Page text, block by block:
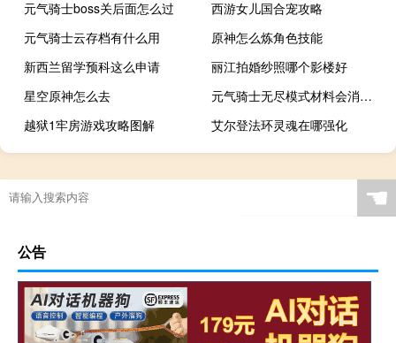
元气骑士boss关后面怎么过
西游女儿国合宠攻略
元气骑士云存档有什么用
原神怎么炼角色技能
新西兰留学预科这么申请
丽江拍婚纱照哪个影楼好
星空原神怎么去
元气骑士无尽模式材料会消失吗
越狱1牢房游戏攻略图解
艾尔登法环灵魂在哪强化
☚
公告